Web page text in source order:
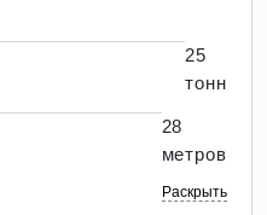
25
тонн
28
метров
Раскрыть